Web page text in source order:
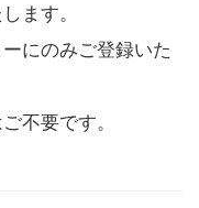
ます。
にのみご登録いた
不要です。